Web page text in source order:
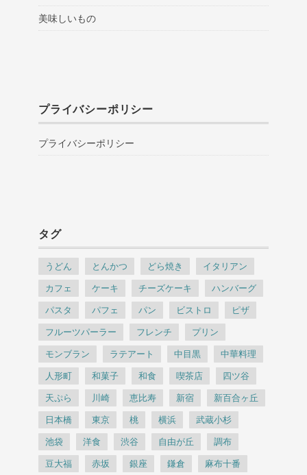
美味しいもの
プライバシーポリシー
プライバシーポリシー
タグ
うどん とんかつ どら焼き イタリアン
カフェ ケーキ チーズケーキ ハンバーグ
パスタ パフェ パン ビストロ ピザ
フルーツパーラー フレンチ プリン
モンブラン ラテアート 中目黒 中華料理
人形町 和菓子 和食 喫茶店 四ツ谷
天ぷら 川崎 恵比寿 新宿 新百合ヶ丘
日本橋 東京 桃 横浜 武蔵小杉
池袋 洋食 渋谷 自由が丘 調布
豆大福 赤坂 銀座 鎌倉 麻布十番